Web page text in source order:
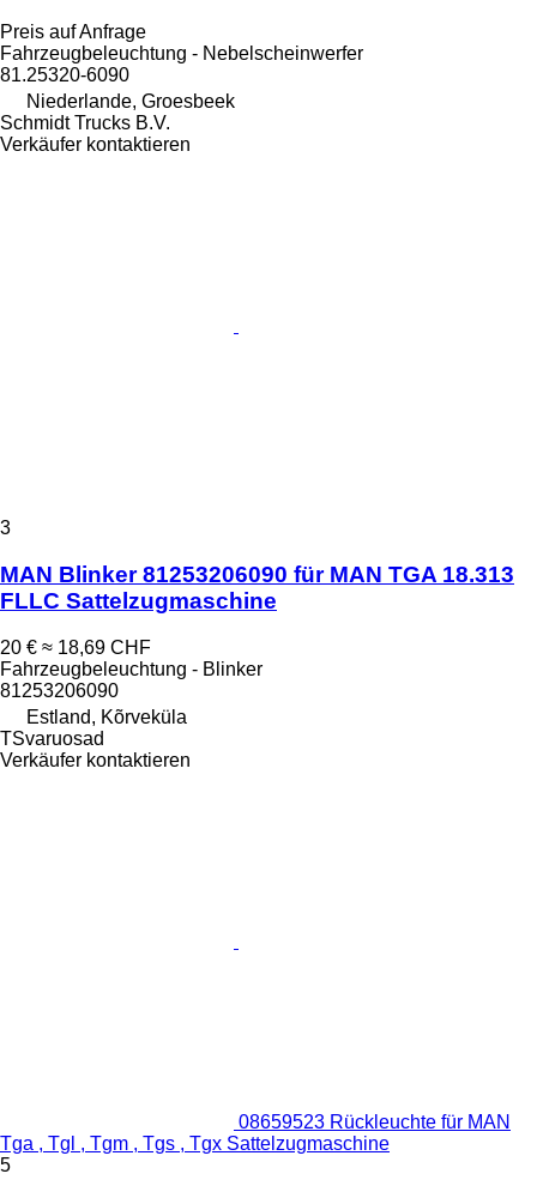
Preis auf Anfrage
Fahrzeugbeleuchtung - Nebelscheinwerfer
81.25320-6090
Niederlande, Groesbeek
Schmidt Trucks B.V.
Verkäufer kontaktieren
3
MAN Blinker 81253206090 für MAN TGA 18.313
FLLC Sattelzugmaschine
20 € ≈ 18,69 CHF
Fahrzeugbeleuchtung - Blinker
81253206090
Estland, Kõrveküla
TSvaruosad
Verkäufer kontaktieren
08659523 Rückleuchte für MAN
Tga , Tgl , Tgm , Tgs , Tgx Sattelzugmaschine
5